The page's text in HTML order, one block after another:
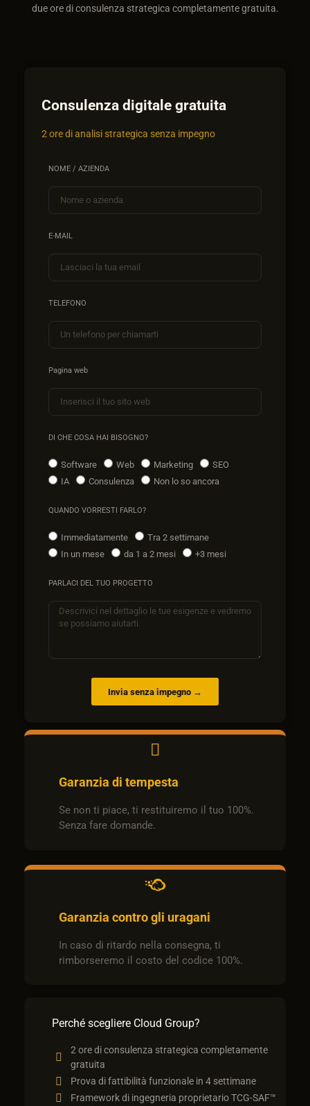
due ore di consulenza strategica completamente gratuita.
Consulenza digitale gratuita
2 ore di analisi strategica senza impegno
NOME / AZIENDA
E-MAIL
TELEFONO
Pagina web
DI CHE COSA HAI BISOGNO?
Software Web Marketing
SEO
IA
Consulenza Non lo so ancora
QUANDO VORRESTI FARLO?
Immediatamente
Tra 2 settimane
In un mese
da 1 a 2 mesi +3 mesi
PARLACI DEL TUO PROGETTO
Invia senza impegno →
Garanzia di tempesta
Se non ti piace, ti restituiremo il tuo 100%.
Senza fare domande.
Garanzia contro gli uragani
In caso di ritardo nella consegna, ti
rimborseremo il costo del codice 100%.
Perché scegliere Cloud Group?
2 ore di consulenza strategica completamente
gratuita
Prova di fattibilità funzionale in 4 settimane
Framework di ingegneria proprietario TCG-SAF™